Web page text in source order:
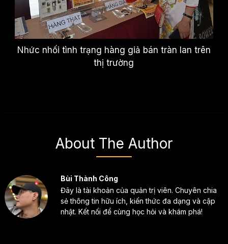
Nhức nhối tình trạng hàng giả bán tràn lan trên
thị trường
About The Author
Bùi Thành Công
Đây là tài khoản của quản trị viên. Chuyên chia
sẻ thông tin hữu ích, kiến thức đa dạng và cập
nhật. Kết nối để cùng học hỏi và khám phá!